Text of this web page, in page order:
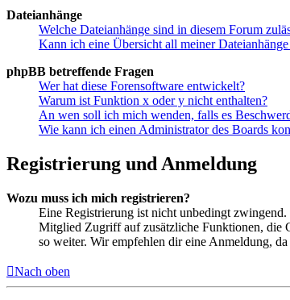
Dateianhänge
Welche Dateianhänge sind in diesem Forum
Kann ich eine Übersicht all meiner Dateianhänge
phpBB betreffende Fragen
Wer hat diese Forensoftware entwickelt?
Warum ist Funktion x oder y nicht enthalten?
An wen soll ich mich wenden, falls es
Wie kann ich einen Administrator des Boards
Registrierung und Anmeldung
Wozu muss ich mich registrieren?
Eine Registrierung ist nicht unbedingt
Mitglied Zugriff auf zusätzliche Funktionen, die
so weiter. Wir empfehlen dir eine Anmeldung,
Nach oben